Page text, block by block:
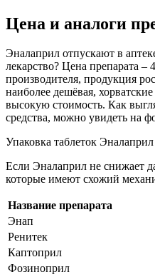
Цена и аналоги
Эналаприл отпускают в
лекарство? Цена препарата –
производителя, продукция
наиболее дешёвая,
высокую стоимость. Как
средства, можно увидеть на
Упаковка таблеток Эналаприл
Если Эналаприл не снижает
которые имеют схожий
Название препарата
Энап
Ренитек
Каптоприл
Фозиноприл